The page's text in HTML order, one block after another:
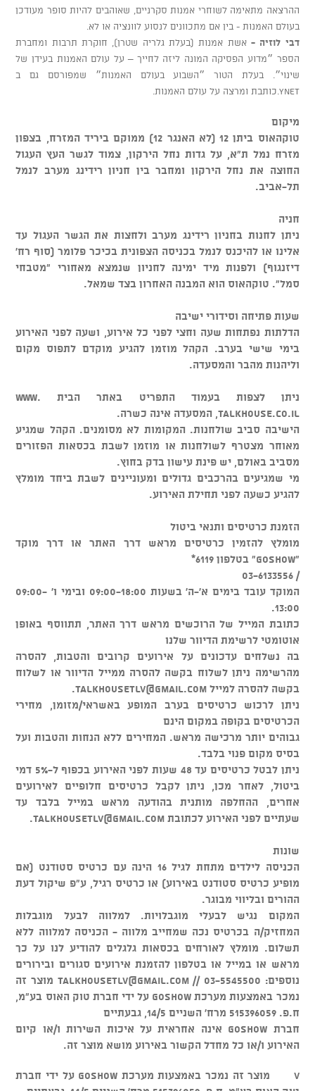
ההרצאה מתאימה לשוחרי אמנות סקרניים, שאוהבים להיות סופר מעודכן
בעולם האמנות - בין אם מתכוונים לנסוע לוונציה או לא.
דבי לוזיה -אשת אמנות (בעלת גלריה שטרן), חוקרת תרבות ומחברת
הספר ״מדוע הפסיקה המונה ליזה לחייך – על עולם האמנות בעידן של
שינוי״. בעלת הטור ״השבוע בעולם האמנות״ שמפורסם גם ב
YNET.כותבת ומרצה על עולם האמנות.
מיקום
טוקהאוס ביתן 12 (לא האנגר 12) ממוקם ביריד המזרח, בצפון
מזרח נמל ת"א, על גדות נחל הירקון, צמוד לגשר העץ העגול
החוצה את נחל הירקון ומחבר בין חניון רידינג מערב לנמל
תל-אביב.
חניה
ניתן לחנות בחניון רידינג מערב ולחצות את הגשר העגול עד
אלינו או להיכנס לנמל בכניסה הצפונית בכיכר פלומר (סוף רח'
דיזנגוף) ולפנות מיד ימינה לחניון שנמצא מאחורי "מטבחי
סמל". טוקהאוס הוא המבנה האחרון בצד שמאל.
שעות פתיחה וסידורי ישיבה
הדלתות נפתחות שעה וחצי לפני כל אירוע, ושעה לפני האירוע
בימי שישי בערב. הקהל מוזמן להגיע מוקדם לתפוס מקום
וליהנות מהבר והמסעדה.
ניתן לצפות בעמוד התפריט באתר הבית www.
talkhouse.co.il, המסעדה אינה כשרה.
הישיבה סביב שולחנות. המקומות לא מסומנים. הקהל שמגיע
מאוחר מצטרף לשולחנות או מוזמן לשבת בכסאות הפזורים
מסביב באולם, יש פינת עישון בדק בחוץ.
מי שמגיעים בהרכבים גדולים ומעוניינים לשבת ביחד מומלץ
להגיע כשעה לפני תחילת האירוע.
הזמנת כרטיסים ותנאי ביטול
מומלץ להזמין כרטיסים מראש דרך האתר או דרך מוקד
"GOSHOW" בטלפון 6119*
/ 03-6133556
המוקד עובד בימים א'-ה' בשעות 09:00-18:00 ובימי ו' 09:00-
13:00.
כתובת המייל של הרוכשים מראש דרך האתר, תתווסף באופן
אוטומטי לרשימת הדיוור שלנו
בה נשלחים עדכונים על אירועים קרובים והטבות, להסרה
מהרשימה ניתן לשלוח בקשה להסרה ממייל הדיוור או לשלוח
בקשה להסרה למיילtalkhousetlv@gmail.com
.
ניתן לרכוש כרטיסים בערב המופע באשראי/מזומן, מחירי
הכרטיסים בקופה במקום הינם
גבוהים יותר מרכישה מראש. המחירים ללא הנחות והטבות ועל
בסיס מקום פנוי בלבד.
ניתן לבטל כרטיסים עד 48 שעות לפני האירוע בכפוף ל-5% דמי
ביטול, לאחר מכן, ניתן לקבל כרטיסים חלופיים לאירועים
אחרים, ההחלפה מותנית בהודעה מראש במייל בלבד עד
שעתיים לפני האירוע לכתובתtalkhousetlv@gmail.com
.
שונות
הכניסה לילדים מתחת לגיל 16 הינה עם כרטיס סטודנט (אם
מופיע כרטיס סטודנט באירוע) או כרטיס רגיל, ע"פ שיקול דעת
ההורים ובליווי מבוגר.
המקום נגיש לבעלי מוגבלויות. למלווה לבעל מוגבלות
המחזיק/ה בכרטיס נכה שמחייב מלווה - הכניסה למלווה ללא
תשלום. מומלץ לאורחים בכסאות גלגלים להודיע לנו על כך
מראש או במייל או בטלפון להזמנת אירועים סגורים ובירורים
נוספים: 03-5545500 //
talkhousetlv@gmail.com מוצר זה
נמכר באמצעות מערכת GOSHOW על ידי חברת טוק האוס בע"מ,
ח.פ. 515396059 מרח' השניים 14/5, גבעתיים
חברת GOSHOW אינה אחראית על איכות השירות ו/או קיום
האירוע ו/או כל מחדל הקשור באירוע מושא מוצר זה.
v מוצר זה נמכר באמצעות מערכת GOSHOW על ידי חברת